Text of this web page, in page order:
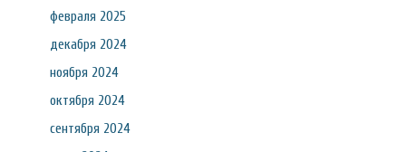
февраля 2025
декабря 2024
ноября 2024
октября 2024
сентября 2024